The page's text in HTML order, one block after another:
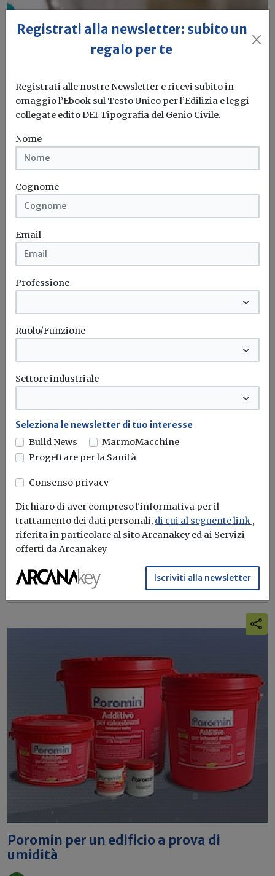
L'intonaco che cattura le polveri sottili
Redazione Build News
Italcementi al Premio Marzotto 2018: vince il progetto
Edifici oltre due volte più resistenti ai
made in Italy
Redazione Build News
Condotti test dall’Università degli Studi Roma Tre e
dall’ENEA, con il supporto...
Terremoti Sisma Enea
Poromin per un edificio a prova di
umidità
Registrati alla newsletter: subito un
regalo per te
Registrati alle nostre Newsletter e ricevi subito in
omaggio l’Ebook sul Testo Unico per l’Edilizia e leggi
collegate edito DEI Tipografia del Genio Civile.
Nome
Cognome
Email
Professione
Ruolo/Funzione
Settore industriale
Seleziona le newsletter di tuo interesse
Build News
MarmoMacchine
Progettare per la Sanità
Consenso privacy
Dichiaro di aver compreso l'informativa per il
trattamento dei dati personali, di cui al seguente link ,
riferita in particolare al sito Arcanakey ed ai Servizi
offerti da Arcanakey
Iscriviti alla newsletter